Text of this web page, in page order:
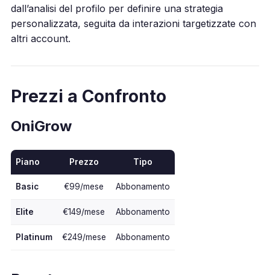
dall’analisi del profilo per definire una strategia
personalizzata, seguita da interazioni targetizzate con
altri account.
Prezzi a Confronto
OniGrow
Piano Prezzo Tipo
Basic €99/mese Abbonamento
Elite €149/mese Abbonamento
Platinum €249/mese Abbonamento